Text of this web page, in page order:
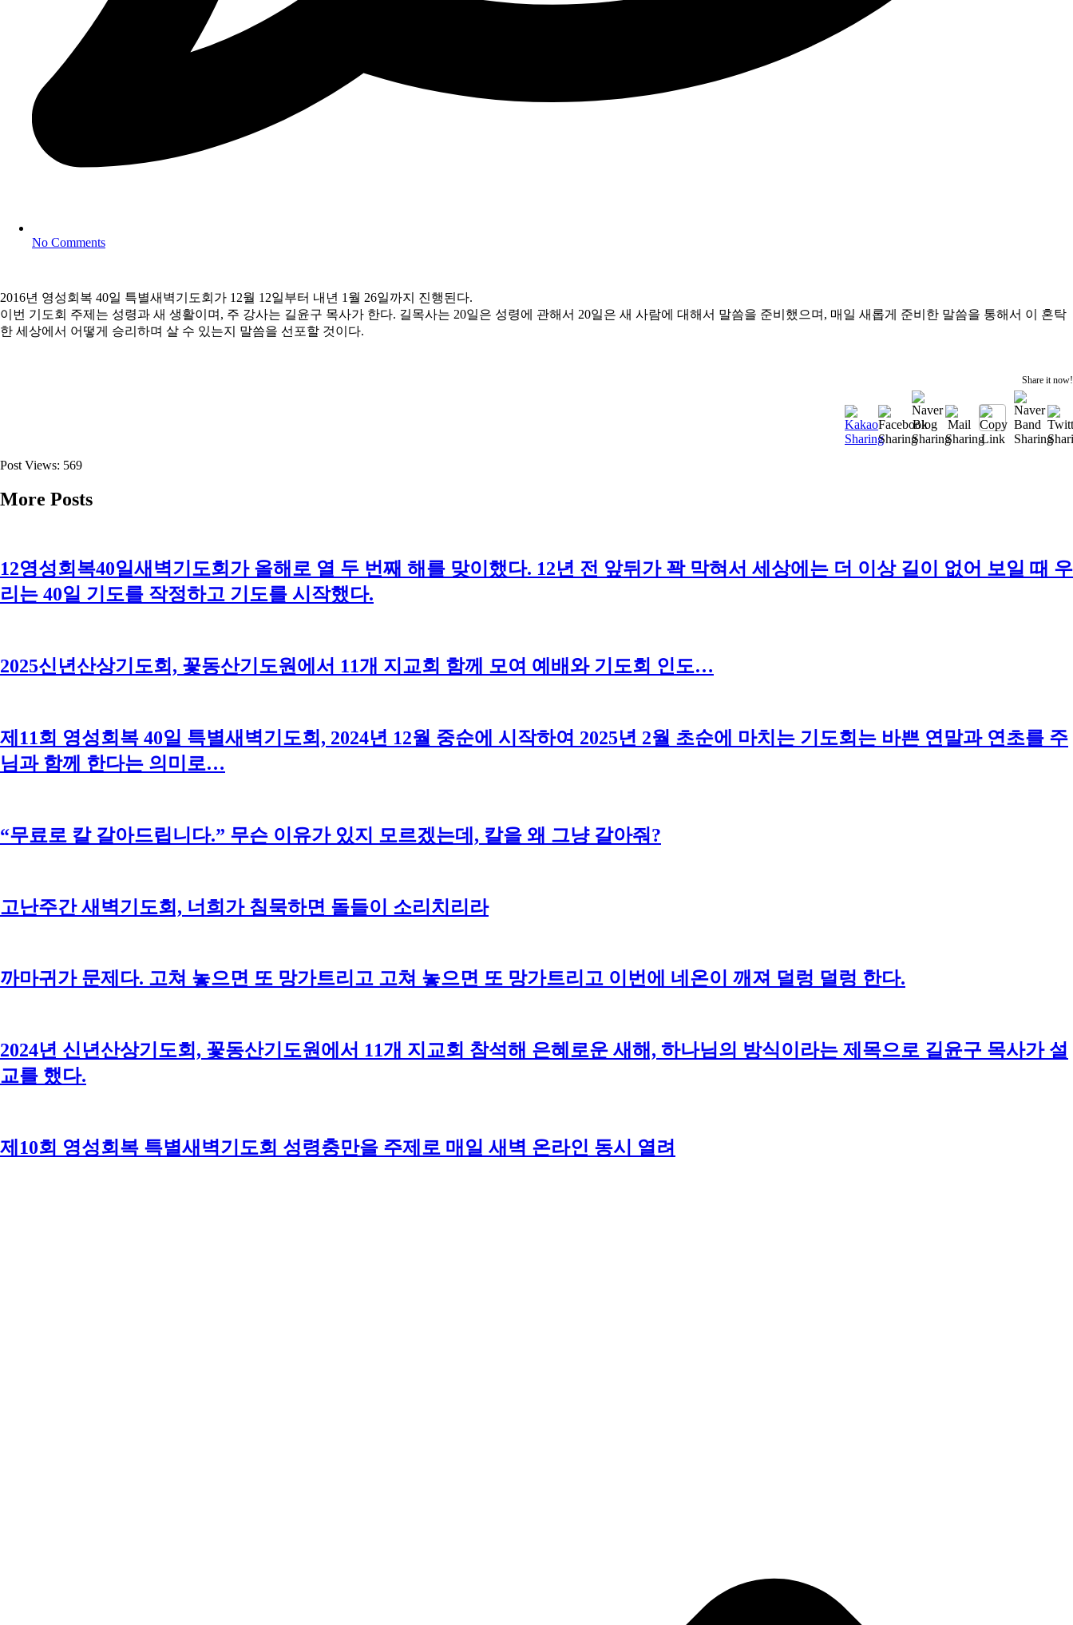
No Comments
2016년 영성회복 40일 특별새벽기도회가 12월 12일부터 내년 1월 26일까지 진행된다.
이번 기도회 주제는 성령과 새 생활이며, 주 강사는 길윤구 목사가 한다. 길목사는 20일은 성령에 관해서 20일은 새 사람에 대해서 말씀을 준비했으며, 매일 새롭게 준비한 말씀을 통해서 이 혼탁
한 세상에서 어떻게 승리하며 살 수 있는지 말씀을 선포할 것이다.
Share it now!
Post Views: 569
More Posts
12영성회복40일새벽기도회가 올해로 열 두 번째 해를 맞이했다. 12년 전 앞뒤가 꽉 막혀서 세상에는 더 이상 길이 없어 보일 때 우
리는 40일 기도를 작정하고 기도를 시작했다.
2025신년산상기도회, 꽃동산기도원에서 11개 지교회 함께 모여 예배와 기도회 인도…
제11회 영성회복 40일 특별새벽기도회, 2024년 12월 중순에 시작하여 2025년 2월 초순에 마치는 기도회는 바쁜 연말과 연초를 주
님과 함께 한다는 의미로…
“무료로 칼 갈아드립니다.” 무슨 이유가 있지 모르겠는데, 칼을 왜 그냥 갈아줘?
고난주간 새벽기도회, 너희가 침묵하면 돌들이 소리치리라
까마귀가 문제다. 고쳐 놓으면 또 망가트리고 고쳐 놓으면 또 망가트리고 이번에 네온이 깨져 덜렁 덜렁 한다.
2024년 신년산상기도회, 꽃동산기도원에서 11개 지교회 참석해 은혜로운 새해, 하나님의 방식이라는 제목으로 길윤구 목사가 설
교를 했다.
제10회 영성회복 특별새벽기도회 성령충만을 주제로 매일 새벽 온라인 동시 열려